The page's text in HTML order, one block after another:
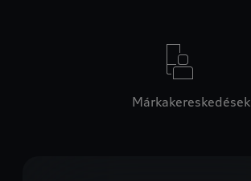
Márkakereskedések